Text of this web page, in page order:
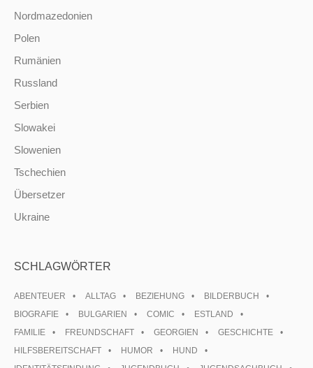
Nordmazedonien
Polen
Rumänien
Russland
Serbien
Slowakei
Slowenien
Tschechien
Übersetzer
Ukraine
SCHLAGWÖRTER
ABENTEUER ALLTAG BEZIEHUNG
BILDERBUCH
BIOGRAFIE
BULGARIEN COMIC
ESTLAND
FAMILIE
FREUNDSCHAFT GEORGIEN
GESCHICHTE
HILFSBEREITSCHAFT
HUMOR
HUND